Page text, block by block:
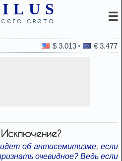
света ☰
$ 3.013 € 3.477
об антисемитизме, если
очевидное? Ведь если